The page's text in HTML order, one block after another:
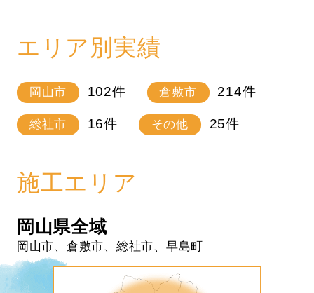
エリア別実績
岡山市 102件 倉敷市 214件
総社市 16件 その他 25件
施工エリア
岡山県全域
岡山市、倉敷市、総社市、早島町